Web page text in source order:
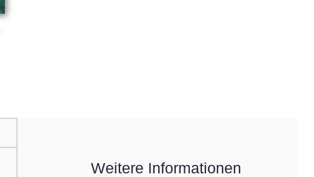
Weitere Informationen